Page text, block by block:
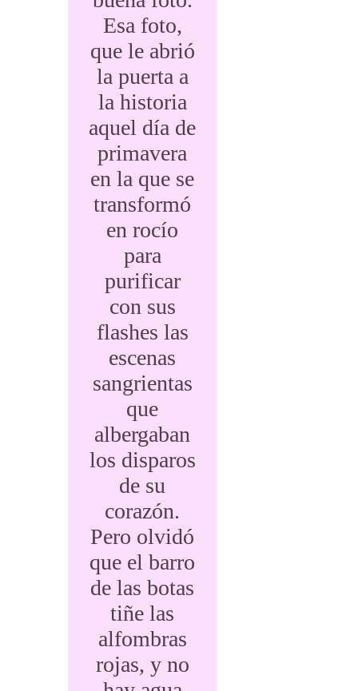
Esa foto,
que le abrió
la puerta a
la historia
aquel día de
primavera
en la que se
transformó
en rocío
para
purificar
con sus
flashes las
escenas
sangrientas
que
albergaban
los disparos
de su
corazón.
Pero olvidó
que el barro
de las botas
tiñe las
alfombras
rojas, y no